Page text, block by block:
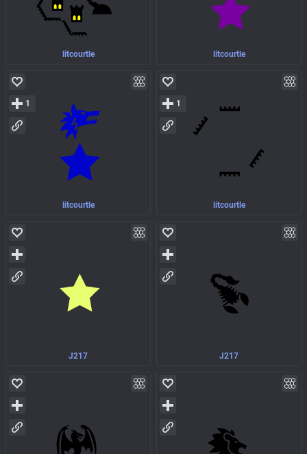
litcourtle litcourtle
litcourtle
1
litcourtle
1
J217 J217